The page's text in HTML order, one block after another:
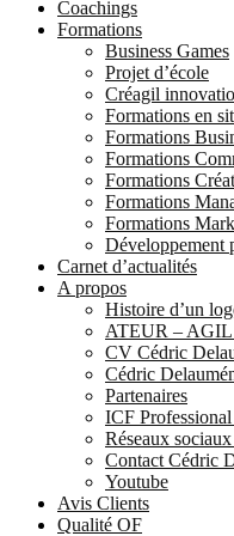
Coachings
Formations
Business Games
Projet d’école
Créagil
Formations en
Formations
Formations
Formations
Formations
Formations
Développement
Carnet d’actualités
A propos
Histoire d’un
ATEUR – AGIL
CV Cédric
Cédric
Partenaires
ICF
Réseaux
Contact Cédric
Youtube
Avis Clients
Qualité OF